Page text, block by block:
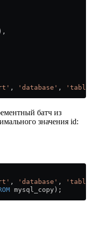
, 'database' , 'table'
батч из
значения id:
, 'database' , 'table'
mysql_copy);